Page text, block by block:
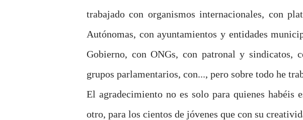
trabajado con organismos internacionales, con
Autónomas, con ayuntamientos y entidades
Gobierno, con ONGs, con patronal y sindicatos,
grupos parlamentarios, con..., pero sobre todo he
El agradecimiento no es solo para quienes habéis
otro, para los cientos de jóvenes que con su